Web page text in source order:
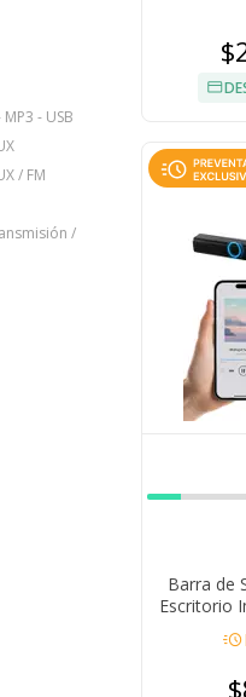
- USB
/ FM
/
Barra de
Escritorio
acute